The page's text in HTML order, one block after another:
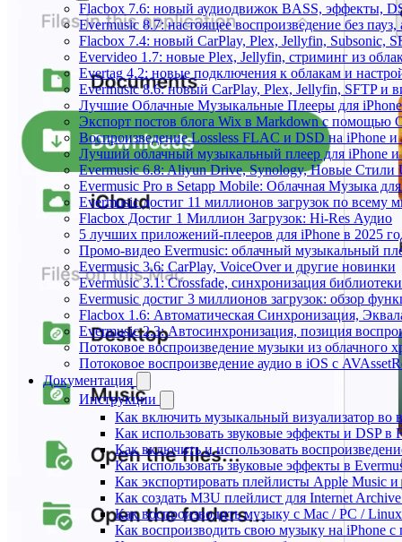
Flacbox 7.6: новый аудиодвижок BASS, эффекты,
Evermusic 8.7: настоящее воспроизведение без
Flacbox 7.4: новый CarPlay, Plex, Jellyfin, Subsonic,
Evervideo 1.7: новые Plex, Jellyfin, стриминг из
Evertag 4.2: новые подключения к облакам и
Evermusic 8.6: новый CarPlay, Plex, Jellyfin, SFTP и
Лучшие Облачные Музыкальные Плееры для iPhone
Экспорт постов блога Wix в Markdown с помощью
Воспроизведение Lossless FLAC и DSD на iPhone и
Лучший облачный музыкальный плеер для iPhone и
Evermusic 6.8: Aliyun Drive, Synology, Новые Стили
Evermusic Pro в Setapp Mobile: Облачная Музыка
Evermusic достиг 11 миллионов загрузок по всему
Flacbox Достиг 1 Миллион Загрузок: Hi-Res Аудио
5 лучших приложений-плееров для iPhone в 2025
Промо-видео Evermusic: облачный музыкальный
Evermusic 3.6: CarPlay, VoiceOver и другие новинки
Evermusic 3.1: Crossfade, синхронизация
Evermusic достиг 3 миллионов загрузок: обзор
Flacbox 1.6: Автоматическая Синхронизация,
Evermusic 2.3: Автосинхронизация, позиция
Потоковое воспроизведение музыки из облачного
Потоковое воспроизведение аудио в iOS с
Документация
Инструкции
Как включить музыкальный визуализатор во
Как использовать звуковые эффекты и DSP в
Как включить и использовать
Как использовать звуковые эффекты в
Как экспортировать плейлисты Apple Music
Как создать M3U плейлист для Internet
Как воспроизводить музыку с Mac / PC /
Как воспроизводить свою музыку на iPhone